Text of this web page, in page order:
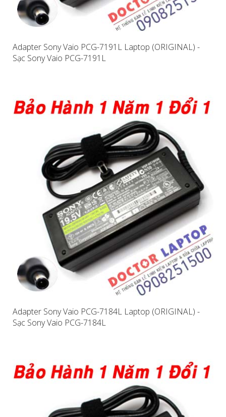
Adapter Sony Vaio PCG-7191L Laptop (ORIGINAL) -
Sạc Sony Vaio PCG-7191L
Adapter Sony Vaio PCG-7184L Laptop (ORIGINAL) -
Sạc Sony Vaio PCG-7184L